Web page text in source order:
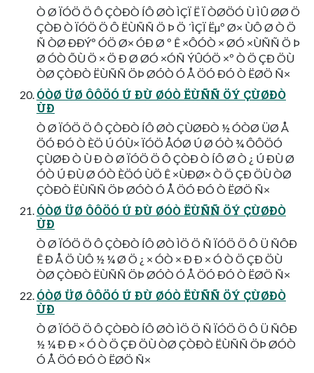
Ò Ø ÏÓÖ Ö Ô ÇÒÐÒ ÍÔ ØÒ ÌÇÏ Ë Ï ÒØÖÓ Ù ÌÛ ØØ Ö
ÇÒÐ Ò ÏÓÖ Ö Ô ËÙÑÑ Ö Þ Ö ´ÌÇÏ Ëµº Ø× ÙÔ Ø Ò Ö
Ñ ÒØ ÐÐÝº ÓÖ Ø× ÓÐ Ø º Ê ×ÔÓÒ × ØÓ ×ÙÑÑ Ö Þ
Ø ÓÒ ÕÙ Ö × Ö Ð Ø ØÓ ×ÓÑ ÝÛÓÖ ×º Ò Ö ÇÐ ÖÙ
ÒØ ÇÒÐÒ ËÙÑÑ ÖÞ ØÓÒ Ó Å ÖÓ ÐÓ Ò ËØÖ Ñ×
ÓÒØ ÜØ ÔÔÖÓ Ú ÐÙ ØÓÒ ËÙÑÑ ÖÝ ÇÙØÐÒ
ÙÐ
Ò Ø ÏÓÖ Ö Ô ÇÒÐÒ ÍÔ ØÒ ÇÙØÐÒ ½ ÓÒØ ÜØ Å
ÖÓ ÐÓ Ò ÈÖ Ú ÓÙ× ÏÓÖ ÅÓØ Ú Ø ÓÒ ¾ ÔÔÖÓ
ÇÙØÐ Ò Ù Ð Ò Ø ÏÓÖ Ö Ô ÇÒÐ Ò ÍÔ Ø Ò ¿ Ú ÐÙ Ø
ÓÒ Ú ÐÙ Ø ÓÒ ÈÖÓ ÙÖ Ê ×ÙÐØ× Ò Ö ÇÐ ÖÙ ÒØ
ÇÒÐÒ ËÙÑÑ ÖÞ ØÓÒ Ó Å ÖÓ ÐÓ Ò ËØÖ Ñ×
ÓÒØ ÜØ ÔÔÖÓ Ú ÐÙ ØÓÒ ËÙÑÑ ÖÝ ÇÙØÐÒ
ÙÐ
Ò Ø ÏÓÖ Ö Ô ÇÒÐÒ ÍÔ ØÒ ÌÖ Ö Ñ ÏÓÖ Ö Ô Ü ÑÔÐ
Ê Ð Å Ö ÙÔ ½ ¼ Ø Ö ¿ × ÓÒ × Ð Ð × Ó Ò Ö ÇÐ ÖÙ
ÒØ ÇÒÐÒ ËÙÑÑ ÖÞ ØÓÒ Ó Å ÖÓ ÐÓ Ò ËØÖ Ñ×
ÓÒØ ÜØ ÔÔÖÓ Ú ÐÙ ØÓÒ ËÙÑÑ ÖÝ ÇÙØÐÒ
ÙÐ
Ò Ø ÏÓÖ Ö Ô ÇÒÐÒ ÍÔ ØÒ ÌÖ Ö Ñ ÏÓÖ Ö Ô Ü ÑÔÐ
½ ¼ Ð Ð × Ó Ò Ö ÇÐ ÖÙ ÒØ ÇÒÐÒ ËÙÑÑ ÖÞ ØÓÒ
Ó Å ÖÓ ÐÓ Ò ËØÖ Ñ×